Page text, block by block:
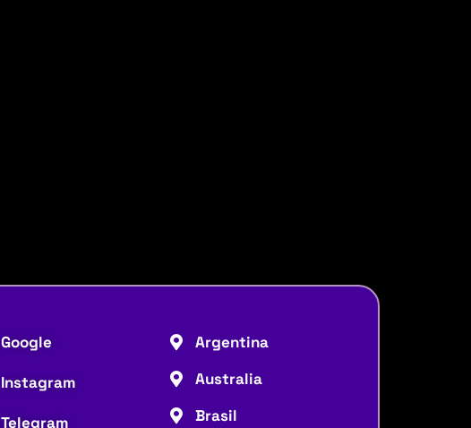
Google
Instagram
Telegram
Argentina
Australia
Brasil